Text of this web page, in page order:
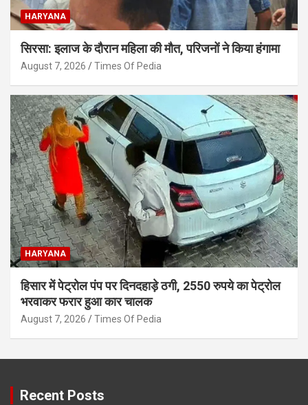
HARYANA
सिरसा: इलाज के दौरान महिला की मौत, परिजनों ने किया हंगामा
August 7, 2026 Times Of Pedia
HARYANA
हिसार में पेट्रोल पंप पर दिनदहाड़े ठगी, 2550 रुपये का पेट्रोल
भरवाकर फरार हुआ कार चालक
August 7, 2026 Times Of Pedia
Recent Posts